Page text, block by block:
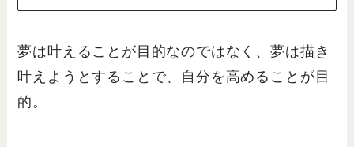
夢は叶えることが目的なのではなく、夢は描き
叶えようとすることで、自分を高めることが目
的。